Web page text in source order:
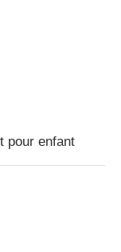
pour enfant